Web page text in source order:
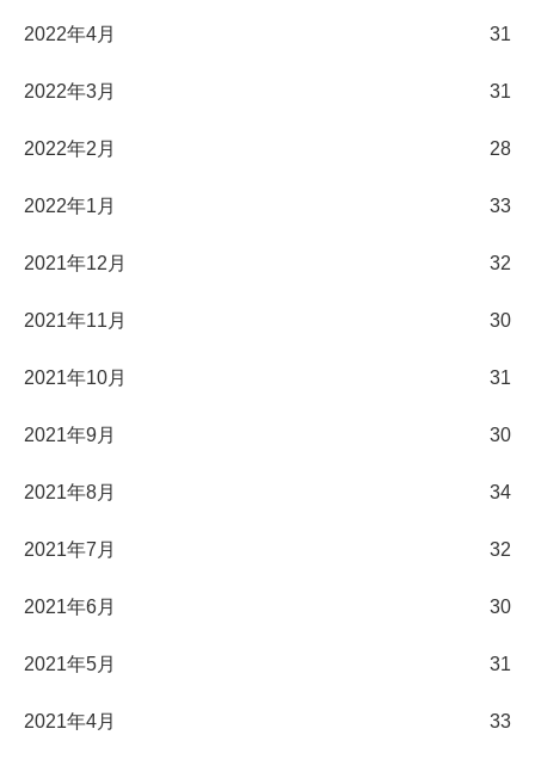
2022年4月 31
2022年3月 31
2022年2月 28
2022年1月 33
2021年12月 32
2021年11月 30
2021年10月 31
2021年9月 30
2021年8月 34
2021年7月 32
2021年6月 30
2021年5月 31
2021年4月 33